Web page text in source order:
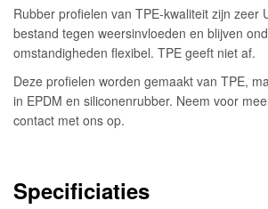
Rubber profielen van TPE-kwaliteit zijn zeer
bestand tegen weersinvloeden en blijven
omstandigheden flexibel. TPE geeft niet af.
Deze profielen worden gemaakt van TPE,
in EPDM en siliconenrubber. Neem voor
contact met ons op.
Specificiaties